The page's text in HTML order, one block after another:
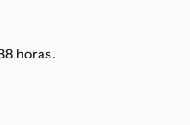
horas.